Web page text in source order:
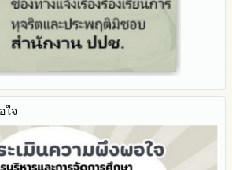
ผ่านช่องทางออนไลน์ (E-Service)
การ
ดตาม
ณธรรมและความโปร่งใสภายใน สพท.
ITA ไปสู่การพัฒนาองค์กร
นินการเพื่อส่งเสริมคุณธรรมและความโปร่งใส
งบประมาณ
ใจ